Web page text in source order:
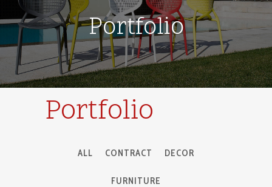
Portfolio
Portfolio
ALL CONTRACT DECOR
FURNITURE